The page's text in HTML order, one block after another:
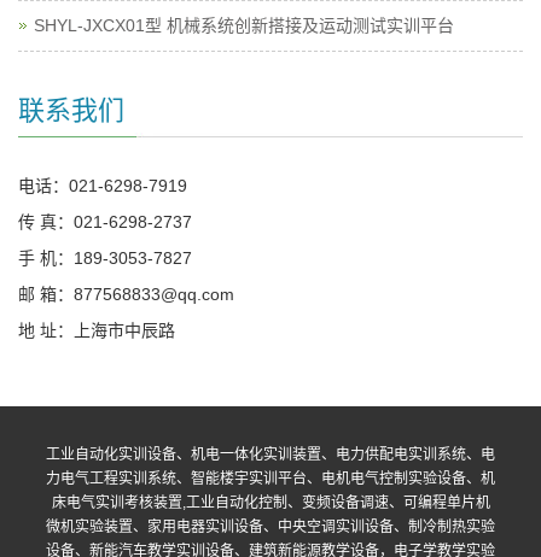
SHYL-JXCX01型 机械系统创新搭接及运动测试实训平台
联系我们
电话：021-6298-7919
传 真：021-6298-2737
手 机：189-3053-7827
邮 箱：877568833@qq.com
地 址：上海市中辰路
工业自动化实训设备、机电一体化实训装置、电力供配电实训系统、电
力电气工程实训系统、智能楼宇实训平台、电机电气控制实验设备、机
床电气实训考核装置,工业自动化控制、变频设备调速、可编程单片机
微机实验装置、家用电器实训设备、中央空调实训设备、制冷制热实验
设备、新能汽车教学实训设备、建筑新能源教学设备，电子学教学实验